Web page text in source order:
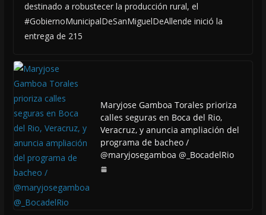
destinado a robustecer la producción rural, el
#GobiernoMunicipalDeSanMiguelDeAllende inició la
entrega de 215
Maryjose Gamboa Torales prioriza
calles seguras en Boca del Rio,
Veracruz, y anuncia ampliación del
programa de bacheo /
@maryjosegamboa @_BocadelRio